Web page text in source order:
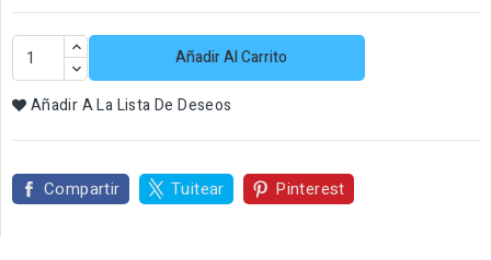
Añadir Al Carrito
Añadir A La Lista De Deseos
Compartir Tuitear Pinterest